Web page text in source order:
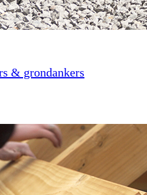
& grondankers